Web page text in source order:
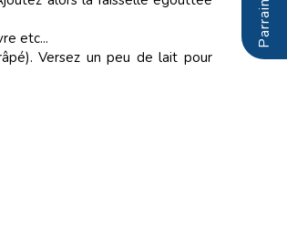
etc...
Versez un peu de lait pour